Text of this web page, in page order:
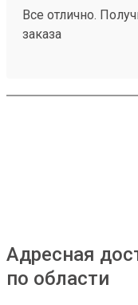
Все отлично.
заказа
Адресная
по области